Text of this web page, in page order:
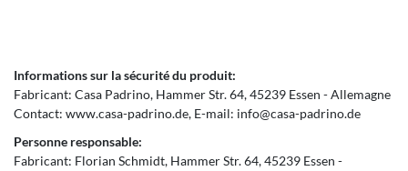
Informations sur la sécurité du produit:
Fabricant: Casa Padrino Hammer Str.64 45239 Essen
Allemagne
Contact: www.casa-padrino.de E-mail: info@casa-padrino.de
Personne responsable:
Fabricant: Florian Schmidt Hammer Str.64 45239 Essen